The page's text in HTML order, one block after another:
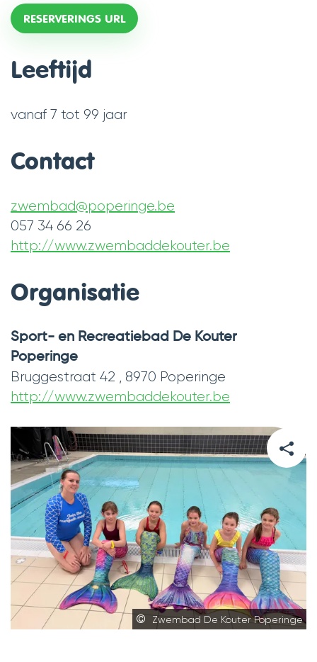
RESERVERINGS URL
Leeftijd
vanaf 7 tot 99 jaar
Contact
E-
mail
zwembad@poperinge.be
Tel.
057 34 66 26
Website
http://www.zwembaddekouter.be
Organisatie
Sport- en Recreatiebad De Kouter
Poperinge
Bruggestraat 42 8970 Poperinge
Website
http://www.zwembaddekouter.be
Zwembad De Kouter Poperinge
DEZE
PAGINA